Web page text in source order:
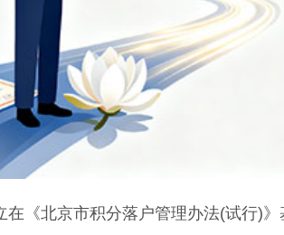
北京市积分落户管理办法(试行)》